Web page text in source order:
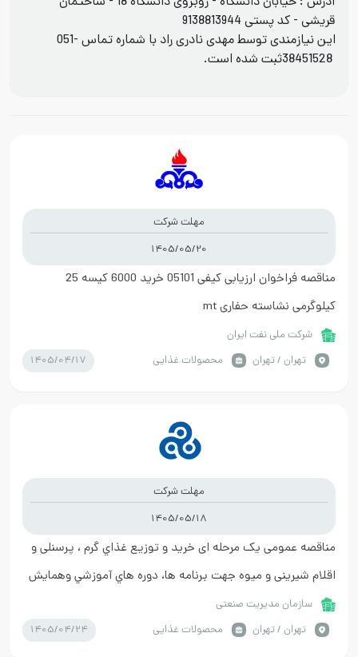
قریشی - کد پستی 9138813944
این نیازمندی توسط مهدی نادری راد با شماره تماس 051-
38451528ثبت شده است.
مهلت شرکت
1405/05/20
مناقصه فراخوان ارزیابی کیفی 05101 خرید 6000 کیسه 25
کیلوگرمی نشاسته حفاری mt
شرکت ملی نفت ایران
تهران / تهران
محصولات غذایی 1405/04/17
مهلت شرکت
1405/05/18
مناقصه عمومی یک مرحله ای خريد و توزيع غذاي گرم ، پرسنلی و
اقلام شیرینی و میوه جهت برنامه ها، دوره هاي آموزشي وهمايش
هاوسمينار ها
سازمان مدیریت صنعتی
تهران / تهران
محصولات غذایی 1405/04/24